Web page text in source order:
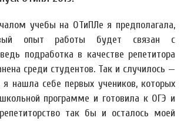
учебы на ОТиПЛе я предполагала,
опыт работы будет связан с
подработка в качестве репетитора
среди студентов. Так и случилось —
нашла себе первых учеников, которых
программе и готовила к ОГЭ и
так бы и осталось моей